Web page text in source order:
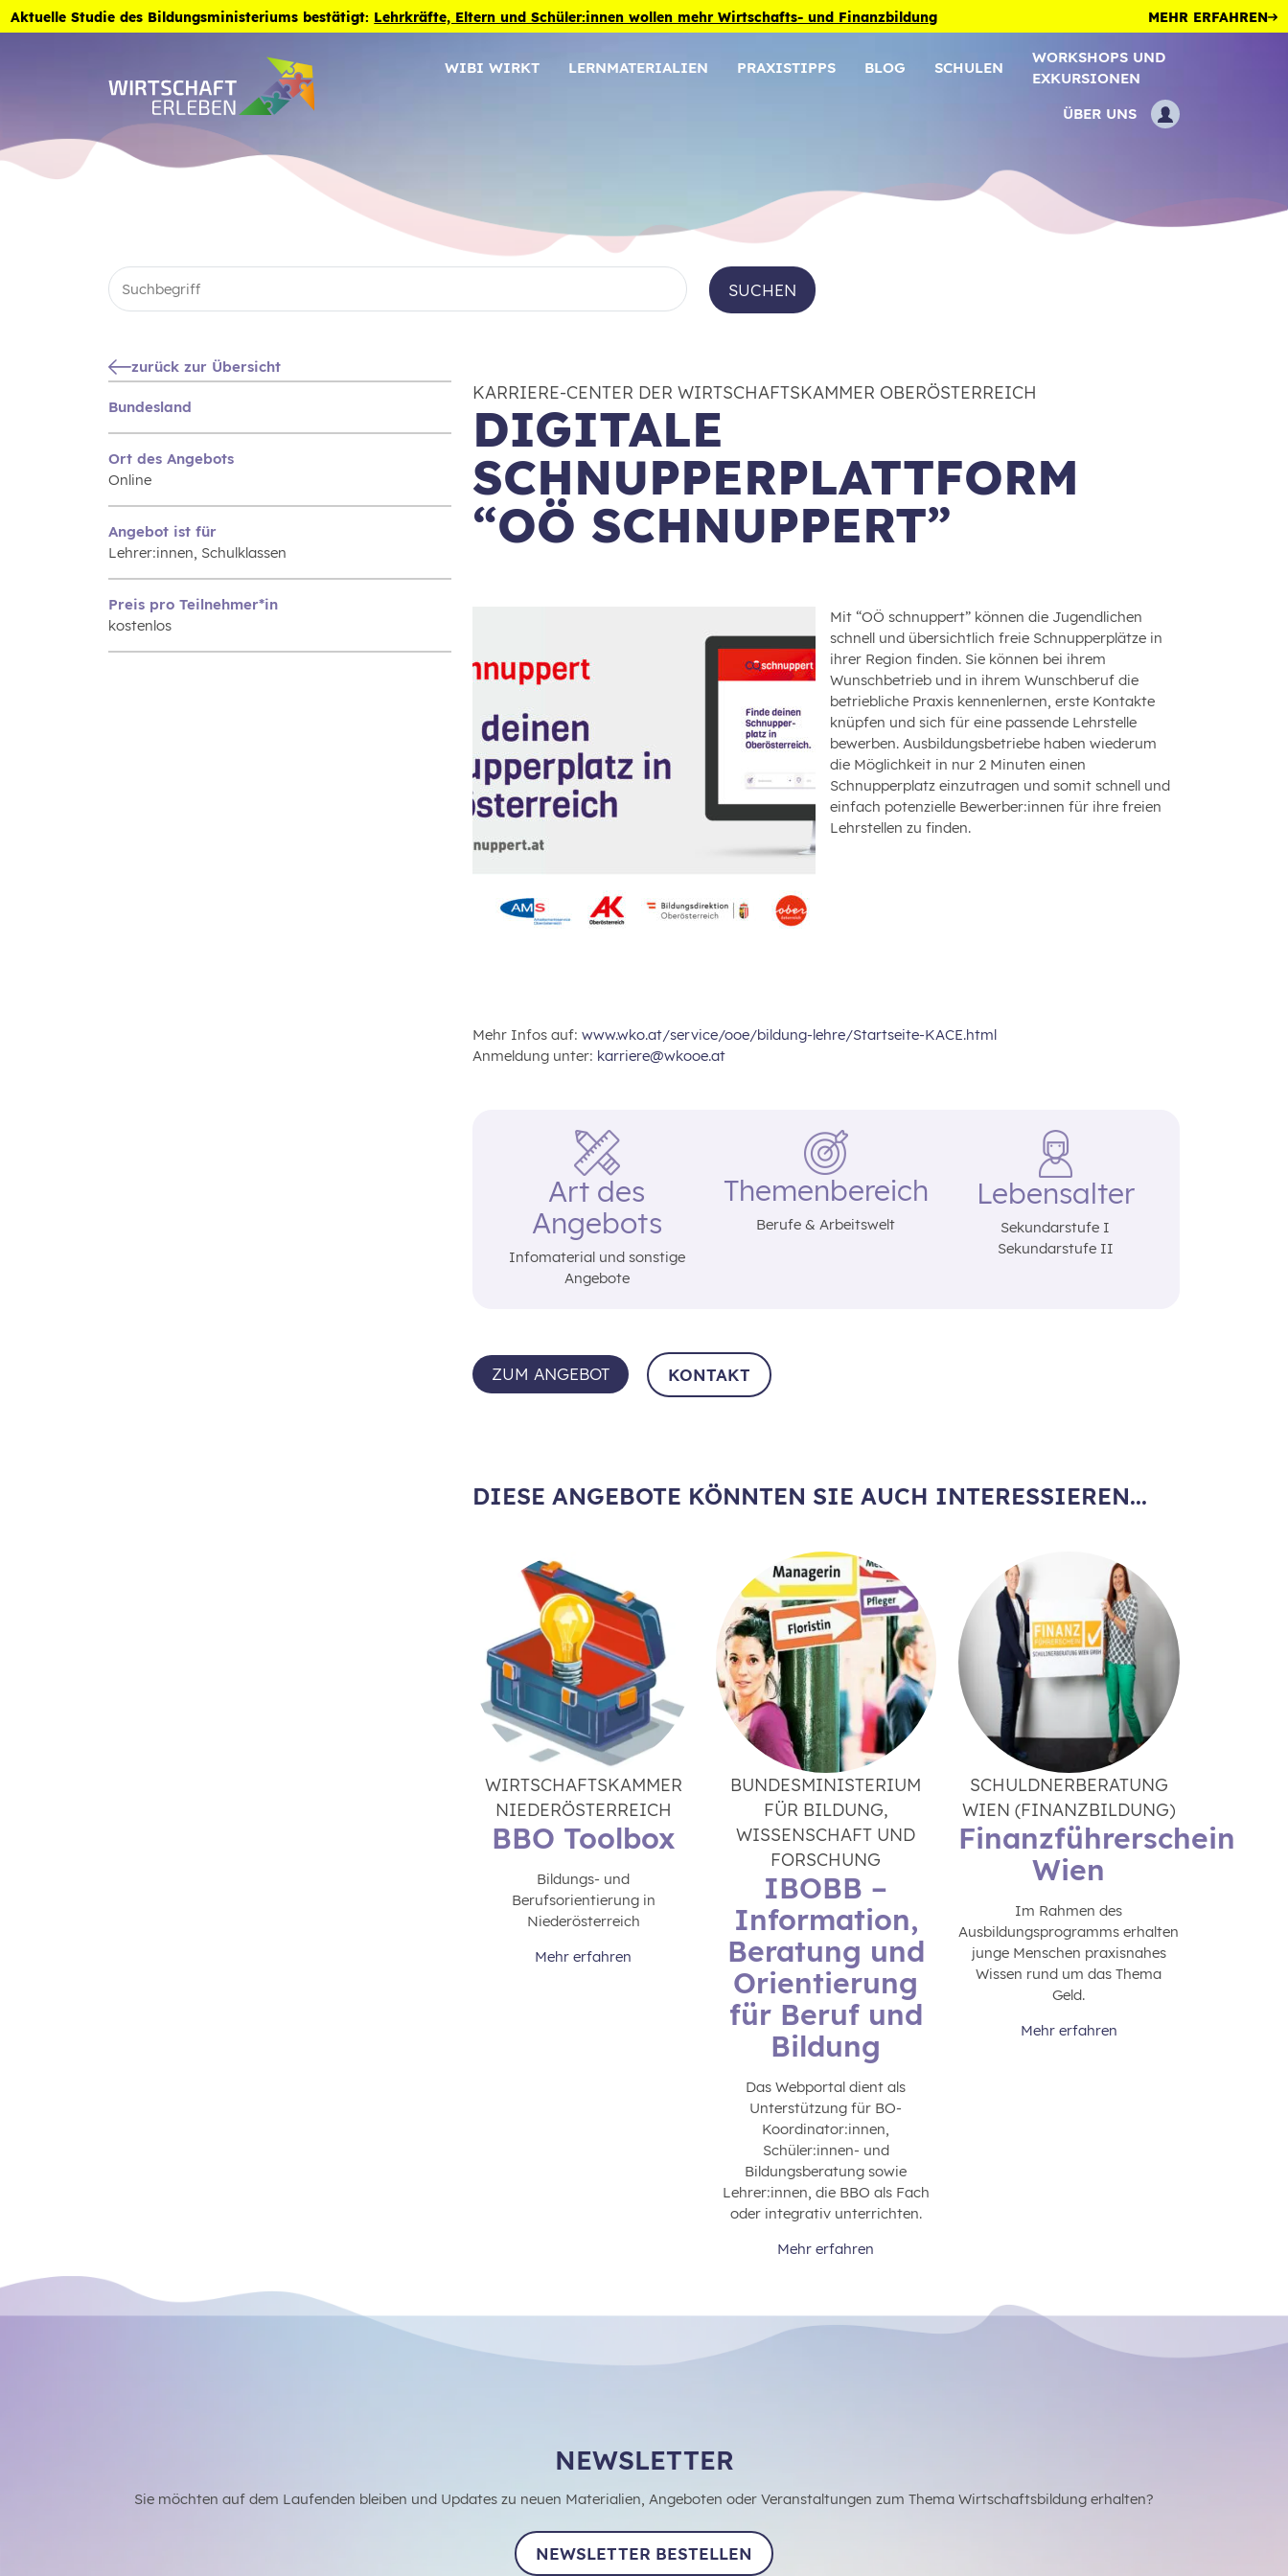
Zum Inhalt der Seite springen
Aktuelle Studie des Bildungsministeriums bestätigt: Lehrkräfte, Eltern und Schüler:innen wollen mehr Wirtschafts- und Finanzbildung MEHR ERFAHREN
WIBI WIRKT LERNMATERIALIEN PRAXISTIPPS BLOG SCHULEN
WORKSHOPS UND
EXKURSIONEN
ÜBER UNS
SUCHEN
zurück zur Übersicht
KARRIERE-CENTER DER WIRTSCHAFTSKAMMER OBERÖSTERREICH
DIGITALE
SCHNUPPERPLATTFORM
“OÖ SCHNUPPERT”
Mit “OÖ schnuppert” können die Jugendlichen
schnell und übersichtlich freie Schnupperplätze in
ihrer Region finden. Sie können bei ihrem
Wunschbetrieb und in ihrem Wunschberuf die
betriebliche Praxis kennenlernen, erste Kontakte
knüpfen und sich für eine passende Lehrstelle
bewerben. Ausbildungsbetriebe haben wiederum
die Möglichkeit in nur 2 Minuten einen
Schnupperplatz einzutragen und somit schnell und
einfach potenzielle Bewerber:innen für ihre freien
Lehrstellen zu finden.
Mehr Infos auf:www.wko.at/service/ooe/bildung-lehre/Startseite-KACE.html
Anmeldung unter: karriere@wkooe.at
Art des
Angebots
Infomaterial und sonstige
Angebote
Themenbereich
Berufe & Arbeitswelt
Lebensalter
Sekundarstufe I
Sekundarstufe II
ZUM ANGEBOT KONTAKT
DIESE ANGEBOTE KÖNNTEN SIE AUCH INTERESSIEREN...
WIRTSCHAFTSKAMMER
NIEDERÖSTERREICH
BBO Toolbox
Bildungs- und
Berufsorientierung in
Niederösterreich
Mehr erfahren
BUNDESMINISTERIUM
FÜR BILDUNG,
WISSENSCHAFT UND
FORSCHUNG
IBOBB –
Information,
Beratung und
Orientierung
für Beruf und
Bildung
Das Webportal dient als
Unterstützung für BO-
Koordinator:innen,
Schüler:innen- und
Bildungsberatung sowie
Lehrer:innen, die BBO als Fach
oder integrativ unterrichten.
Mehr erfahren
SCHULDNERBERATUNG
WIEN (FINANZBILDUNG)
Finanzführerschein
Wien
Im Rahmen des
Ausbildungsprogramms erhalten
junge Menschen praxisnahes
Wissen rund um das Thema
Geld.
Mehr erfahren
Bundesland
Ort des Angebots
Online
Angebot ist für
Lehrer:innen, Schulklassen
Preis pro Teilnehmer*in
kostenlos
NEWSLETTER
Sie möchten auf dem Laufenden bleiben und Updates zu neuen Materialien, Angeboten oder Veranstaltungen zum Thema Wirtschaftsbildung erhalten?
NEWSLETTER BESTELLEN